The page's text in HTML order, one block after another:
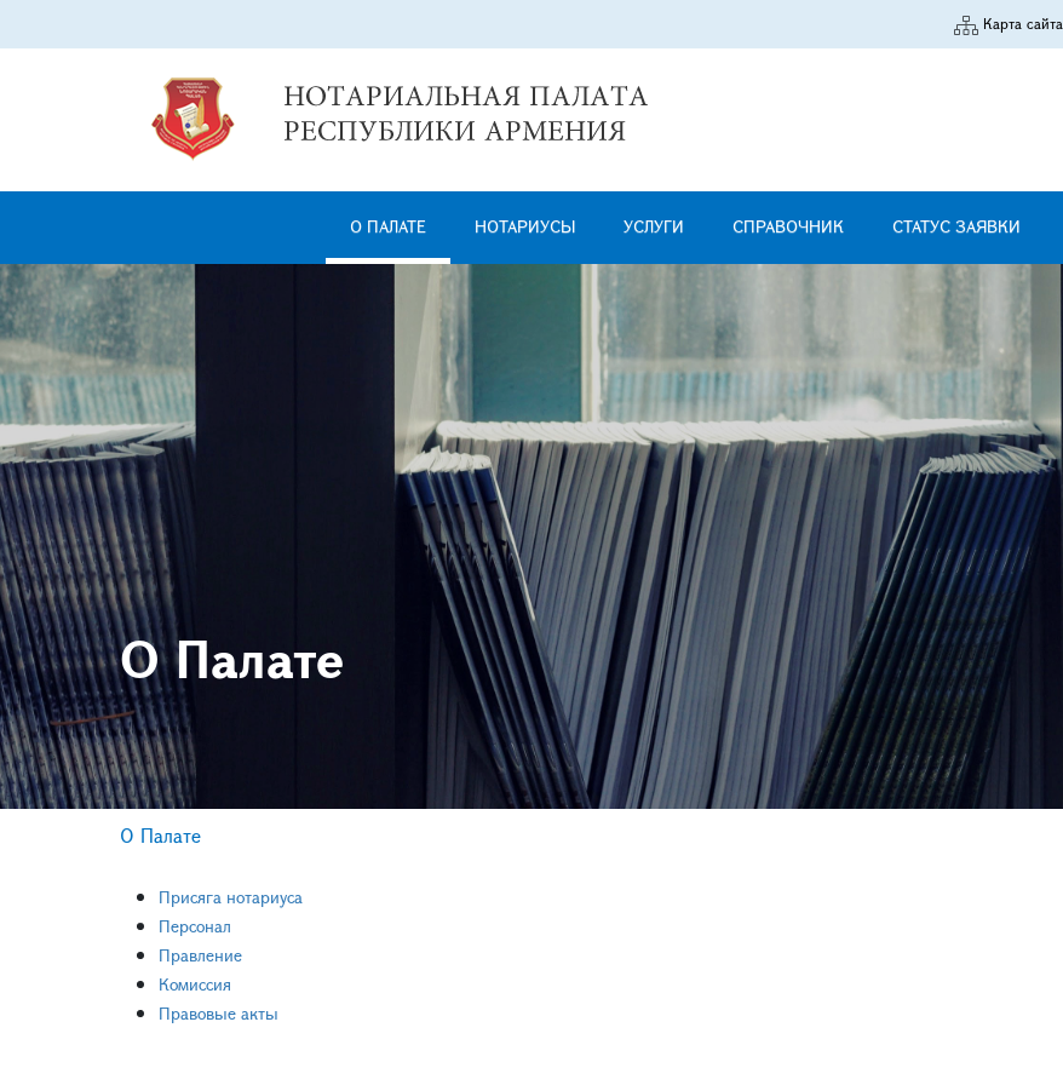
Карта сайта
О ПАЛАТЕ НОТАРИУСЫ УСЛУГИ СПРАВОЧНИК СТАТУС ЗАЯВКИ
О Палате
О Палате
Присяга нотариуса
Персонал
Правление
Комиссия
Правовые акты